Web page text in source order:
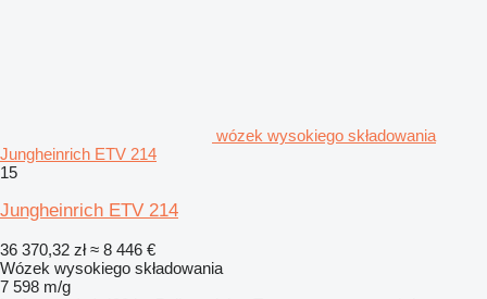
wózek wysokiego składowania
Jungheinrich ETV 214
15
Jungheinrich ETV 214
36 370,32 zł ≈ 8 446 €
Wózek wysokiego składowania
7 598 m/g